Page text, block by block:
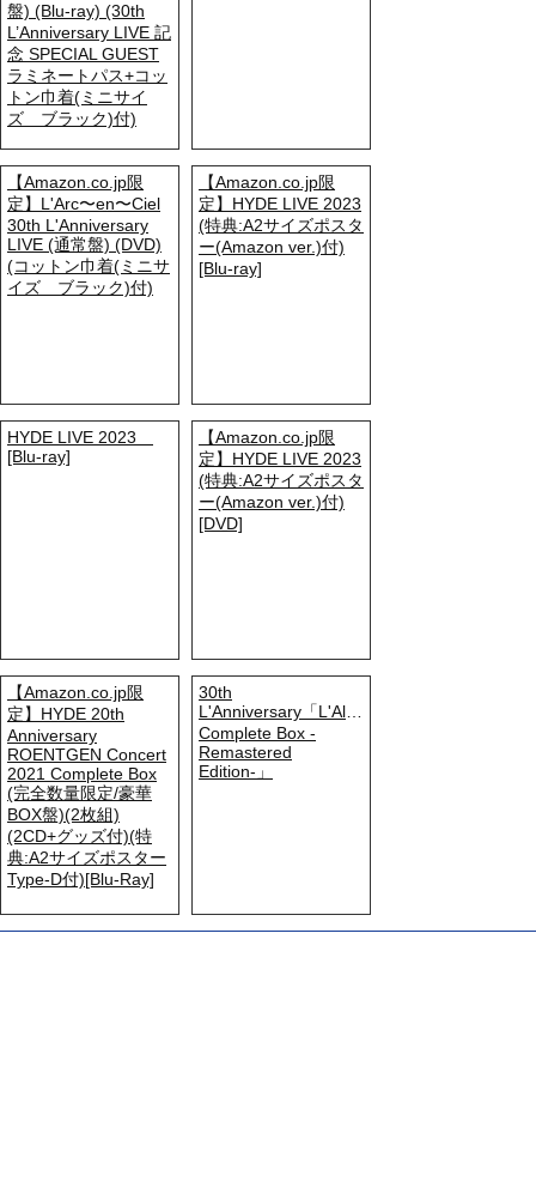
盤) (Blu-ray) (30th
L’Anniversary LIVE 記
念 SPECIAL GUEST
ラミネートパス+コッ
トン巾着(ミニサイ
ズ ブラック)付)
【Amazon.co.jp限
定】L'Arc〜en〜Ciel
30th L'Anniversary
LIVE (通常盤) (DVD)
(コットン巾着(ミニサ
イズ ブラック)付)
【Amazon.co.jp限
定】HYDE LIVE 2023
(特典:A2サイズポスタ
ー(Amazon ver.)付)
[Blu-ray]
HYDE LIVE 2023
[Blu-ray]
【Amazon.co.jp限
定】HYDE LIVE 2023
(特典:A2サイズポスタ
ー(Amazon ver.)付)
[DVD]
【Amazon.co.jp限
定】HYDE 20th
Anniversary
ROENTGEN Concert
2021 Complete Box
(完全数量限定/豪華
BOX盤)(2枚組)
(2CD+グッズ付)(特
典:A2サイズポスター
Type-D付)[Blu-Ray]
30th
L'Anniversary「L'Album
Complete Box -
Remastered
Edition-」